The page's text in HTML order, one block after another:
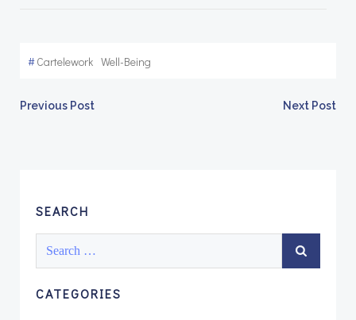
#Cartelework Well-Being
Post
Previous Post Next Post
SEARCH
Search
CATEGORIES